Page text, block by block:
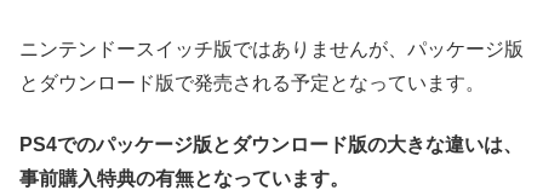
ニンテンドースイッチ版ではありませんが、パッケージ版
とダウンロード版で発売される予定となっています。
PS4でのパッケージ版とダウンロード版の大きな違いは、
事前購入特典の有無となっています。